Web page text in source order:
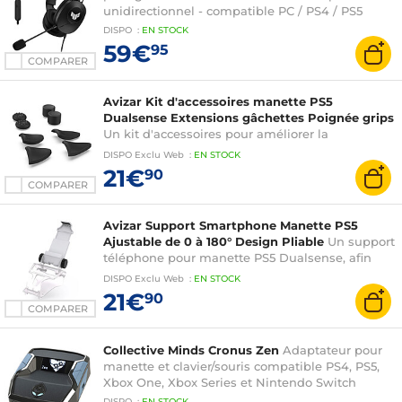
COMPARER
unidirectionnel - compatible PC / PS4 / PS5
DISPO : EN STOCK
59€95
COMPARER
Avizar Kit d'accessoires manette PS5
Dualsense Extensions gâchettes Poignée grips
Un kit d'accessoires pour améliorer la
maniabilité de votre manette PS5 Dualsense
DISPO Exclu Web : EN STOCK
21€90
COMPARER
Avizar Support Smartphone Manette PS5
Ajustable de 0 à 180° Design Pliable Un support
téléphone pour manette PS5 Dualsense, afin
d'améliorer votre expérience de jeu mobile.
DISPO Exclu Web : EN STOCK
21€90
Collective Minds Cronus Zen Adaptateur pour
manette et clavier/souris compatible PS4, PS5,
Xbox One, Xbox Series et Nintendo Switch